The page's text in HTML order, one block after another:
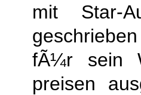
mit Star-
fÃ¼r sein
preisen